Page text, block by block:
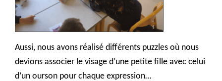
Aussi, nous avons réalisé différents puzzles où nous
devions associer le visage d’une petite fille avec celui
d’un ourson pour chaque expression…